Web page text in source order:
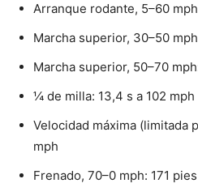
Arranque rodante, 5–60
Marcha superior, 30–50
Marcha superior, 50–70
¼ de milla: 13,4 s a 102 mph
Velocidad máxima (limitada
mph
Frenado, 70–0 mph: 171 pies